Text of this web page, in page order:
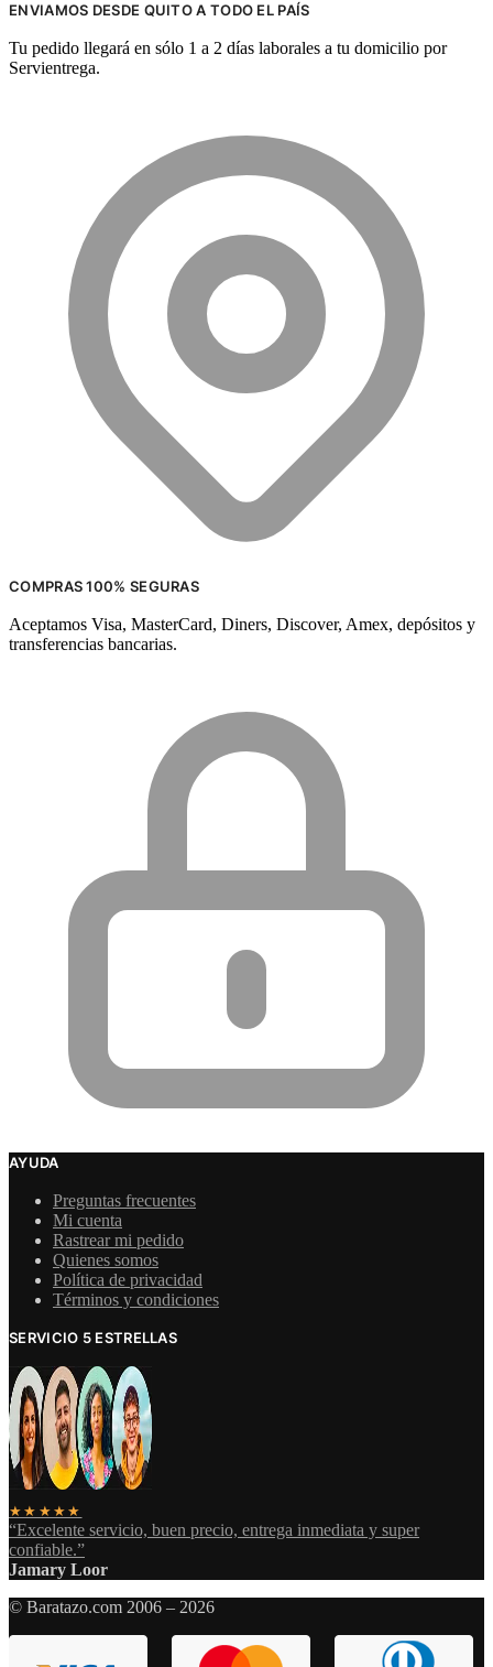
ENVIAMOS DESDE QUITO A TODO EL PAÍS
Tu pedido llegará en sólo 1 a 2 días laborales a tu domicilio por
Servientrega.
COMPRAS 100% SEGURAS
Aceptamos Visa, MasterCard, Diners, Discover, Amex, depósitos y
transferencias bancarias.
AYUDA
Preguntas frecuentes
Mi cuenta
Rastrear mi pedido
Quienes somos
Política de privacidad
Términos y condiciones
SERVICIO 5 ESTRELLAS
★★★★★
“Excelente servicio, buen precio, entrega inmediata y super
confiable.”
Jamary Loor
© Baratazo.com 2006 – 2026